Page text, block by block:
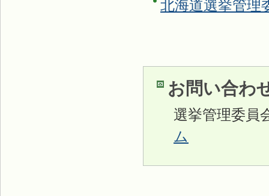
北海道選挙管理
お問い合わ
選挙管理委員
ム